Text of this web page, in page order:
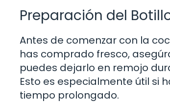
Preparación del
Antes de comenzar con la
has comprado fresco,
puedes dejarlo en remojo
Esto es especialmente útil si
tiempo prolongado.